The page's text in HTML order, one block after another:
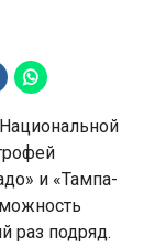
и «Тампа-
раз подряд.